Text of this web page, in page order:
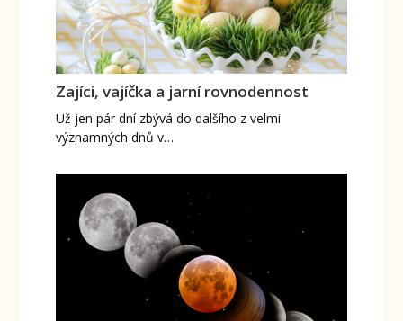
Zajíci, vajíčka a jarní rovnodennost
Už jen pár dní zbývá do dalšího z velmi
významných dnů v…